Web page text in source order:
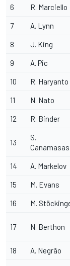
6 R. Marciello
7 A. Lynn
8 J. King
9 A. Pic
10 R. Haryanto
11 N. Nato
12 R. Binder
13
S.
Canamasas
14 A. Markelov
15 M. Evans
16 M.
17 N. Berthon
18 A. Negrão